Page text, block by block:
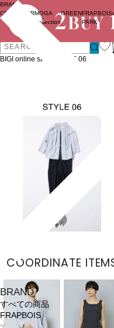
BRAND
COUTURIERMOGA
Collection
GREENFRAPBOIS
PARK
BRAND
すべての商品
FRAPBOIS
BIGI online store STYLE 06
COORDINATE